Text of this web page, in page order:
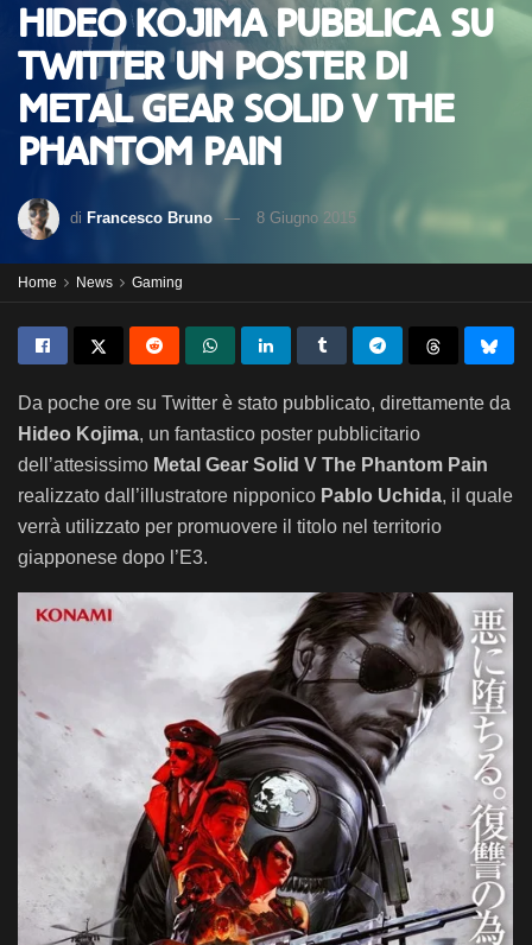
Hideo Kojima pubblica su
Twitter un poster di
Metal Gear Solid V The
Phantom Pain
di Francesco Bruno 8 Giugno 2015
Home News Gaming
Da poche ore su Twitter è stato pubblicato, direttamente da
Hideo Kojima, un fantastico poster pubblicitario
dell’attesissimo Metal Gear Solid V The Phantom Pain
realizzato dall’illustratore nipponico Pablo Uchida, il quale
verrà utilizzato per promuovere il titolo nel territorio
giapponese dopo l’E3.